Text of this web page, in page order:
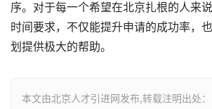
序。对于每一个希望在北京扎根的人来
时间要求，不仅能提升申请的成功率，
划提供极大的帮助。
本文由北京人才引进网发布,转载注明出处：